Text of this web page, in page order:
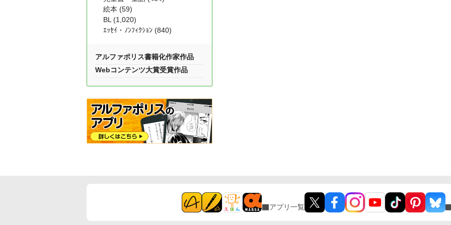
絵本 (59)
BL (1,020)
ｴｯｾｲ・ﾉﾝﾌｨｸｼｮﾝ (840)
アルファポリス書籍化作家作品
Webコンテンツ大賞受賞作品
アプリ一覧